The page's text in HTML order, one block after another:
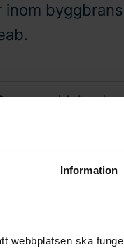
Information
webbplatsen ska
inom
koncernchef för
Jan-Erik